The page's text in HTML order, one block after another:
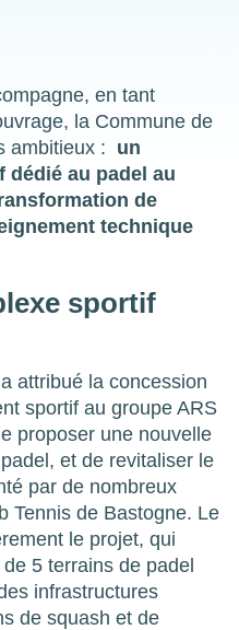
en tant
la Commune de
ambitieux : un
dédié au padel au
de
technique
sportif
attribué la concession
sportif au groupe ARS
proposer une nouvelle
et de revitaliser le
par de nombreux
Tennis de Bastogne. Le
le projet, qui
5 terrains de padel
infrastructures
de squash et de